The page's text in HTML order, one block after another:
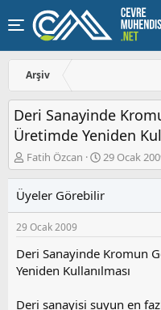
Arşiv
Deri Sanayinde
Üretimde Yeniden
K
o
u
y
u
a
ş
a
Fatih Özcan
B
a
l
a
ı
ç
a
29 Ocak
Üyeler Görebilir
29 Ocak 2009
Deri Sanayinde Kromun
Yeniden Kullanılması
Deri sanayisi suyun en